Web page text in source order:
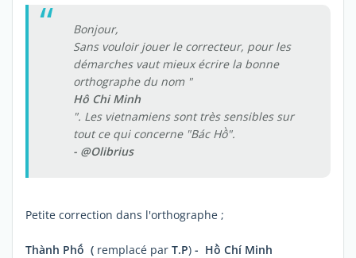
Bonjour,
Sans vouloir jouer le correcteur, pour les
démarches vaut mieux écrire la bonne
orthographe du nom "
Hô Chi Minh
". Les vietnamiens sont très sensibles sur
tout ce qui concerne "Bác Hồ".
- @Olibrius
Petite correction dans l'orthographe ;
Thành Phố ( remplacé par T.P) - Hồ Chí Minh